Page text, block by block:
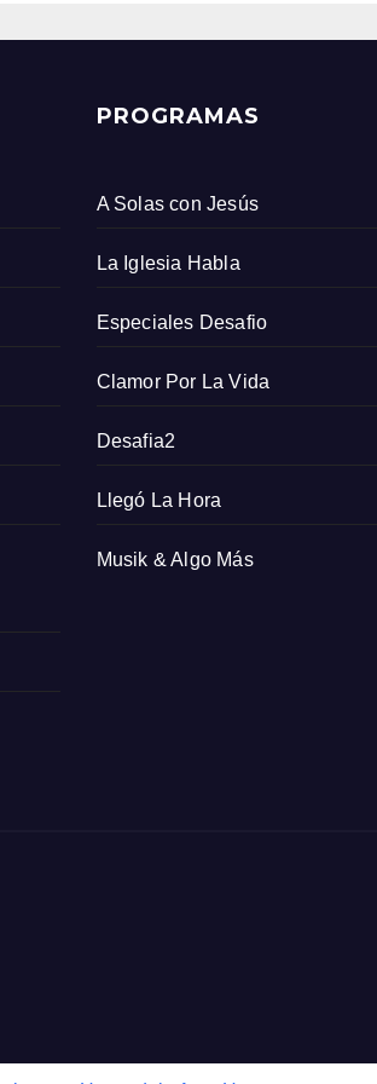
PROGRAMAS
A Solas con Jesús
La Iglesia Habla
Especiales Desafio
Clamor Por La Vida
Desafia2
Llegó La Hora
Musik & Algo Más